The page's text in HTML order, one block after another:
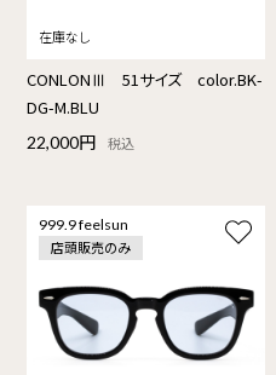
CONLONⅢ 51サイズ color.BK-
DG-M.BLU
22,000円 税込
999.9 feelsun
店頭販売のみ